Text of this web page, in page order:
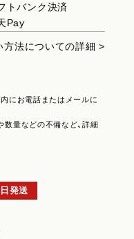
トバンク決済
Pay
方法についての詳細 >
にお電話またはメールに
数量などの不備など、詳細
発送